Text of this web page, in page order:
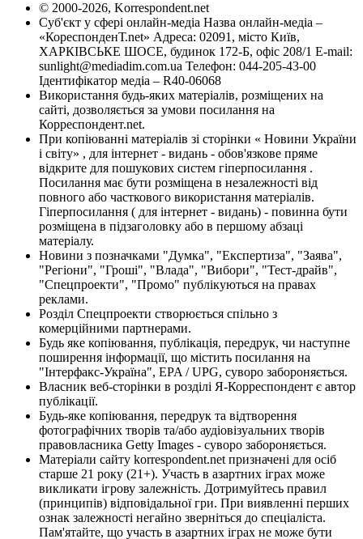
© 2000-2026, Korrespondent.net
Суб'єкт у сфері онлайн-медіа Назва онлайн-медіа –
«КореспонденТ.net» Адреса: 02091, місто Київ,
ХАРКІВСЬКЕ ШОСЕ, будинок 172-Б, офіс 208/1 E-mail:
sunlight@mediadim.com.ua Телефон: 044-205-43-00
Ідентифікатор медіа – R40-06068
Використання будь-яких матеріалів, розміщених на
сайті, дозволяється за умови посилання на
Корреспондент.net.
При копіюванні матеріалів зі сторінки « Новини України
і світу» , для інтернет - видань - обов'язкове пряме
відкрите для пошукових систем гіперпосилання .
Посилання має бути розміщена в незалежності від
повного або часткового використання матеріалів.
Гіперпосилання ( для інтернет - видань) - повинна бути
розміщена в підзаголовку або в першому абзаці
матеріалу.
Новини з позначками "Думка", "Експертиза", "Заява",
"Регіони", "Гроші", "Влада", "Вибори", "Тест-драйв",
"Спецпроекти", "Промо" публікуються на правах
реклами.
Розділ Спецпроекти створюється спільно з
комерційними партнерами.
Будь яке копіювання, публікація, передрук, чи наступне
поширення інформації, що містить посилання на
"Інтерфакс-Україна", EPA / UPG, суворо забороняється.
Власник веб-сторінки в розділі Я-Корреспондент є автор
публікації.
Будь-яке копіювання, передрук та відтворення
фотографічних творів та/або аудіовізуальних творів
правовласника Getty Images - суворо забороняється.
Матеріали сайту korrespondent.net призначені для осіб
старше 21 року (21+). Участь в азартних іграх може
викликати ігрову залежність. Дотримуйтесь правил
(принципів) відповідальної гри. При виявленні перших
ознак залежності негайно зверніться до спеціаліста.
Пам'ятайте, що участь в азартних іграх не може бути